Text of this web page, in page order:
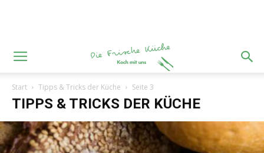
Start Tipps & Tricks der Küche Seite 3
TIPPS & TRICKS DER KÜCHE